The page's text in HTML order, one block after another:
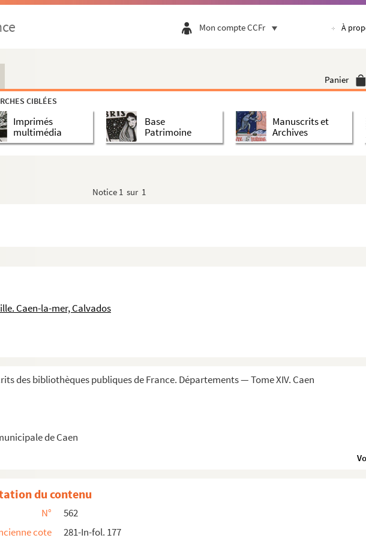
Mon compte CCFr À
Panier
CIBLÉES
Imprimés
multimédia
Base
Patrimoine
Manuscrits et
Archives
Notice 1 sur 1
Caen-la-mer, Calvados
des bibliothèques publiques de France. Départements — Tome XIV. Caen
de Caen
de l'an VIII et de l'an IX de l'armée du Rhin
gouvernement anglais, après la capitulation ...
an XII à 1808
sur l'île Bonaparte, du 30 messidor an XI au 3...
à l'est du cap de Bonne-Espérance, du 3 ven...
les Anglais, en 1810
des Indes, en 1803
almiral W.-O.-B. Druri »
Suzanne, commandant l'île Bonaparte en 1809...
de la correspondance (1809) du ca...
français en mission, du 14 vendémiaire...
provenances : de Tranquebar, Zanzibar, etc.
by George Brisac... 13 november 1798 to the...
allant de Bombay à Bouchire. 1799
du contenu
N°
562
cote
281-In-fol. 177